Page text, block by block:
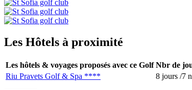
Les Hôtels à proximité
Les hôtels & voyages proposés avec ce Golf Nbr de
Riu Pravets Golf & Spa ****
8 jours /7